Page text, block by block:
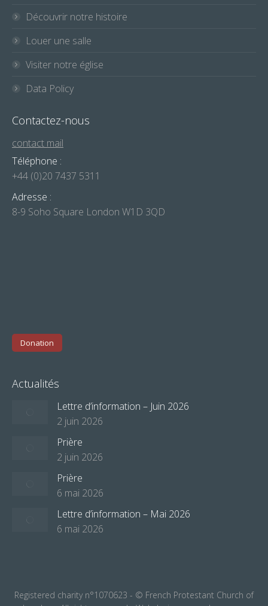
Découvrir notre histoire
Louer une salle
Visiter notre église
Data Policy
Contactez-nous
contact mail
Téléphone :
+44 (0)20 7437 5311
Adresse :
8-9 Soho Square London W1D 3QD
Donation
Actualités
Lettre d’information – Juin 2026
2 juin 2026
Prière
2 juin 2026
Prière
6 mai 2026
Lettre d’information – Mai 2026
6 mai 2026
Registered charity n°1070623 - © French Protestant Church of